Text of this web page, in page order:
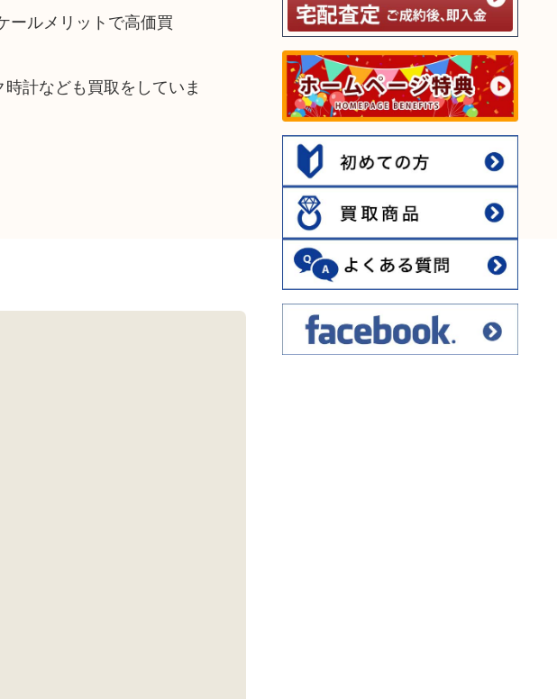
ールメリットで高価買
計なども買取をしていま